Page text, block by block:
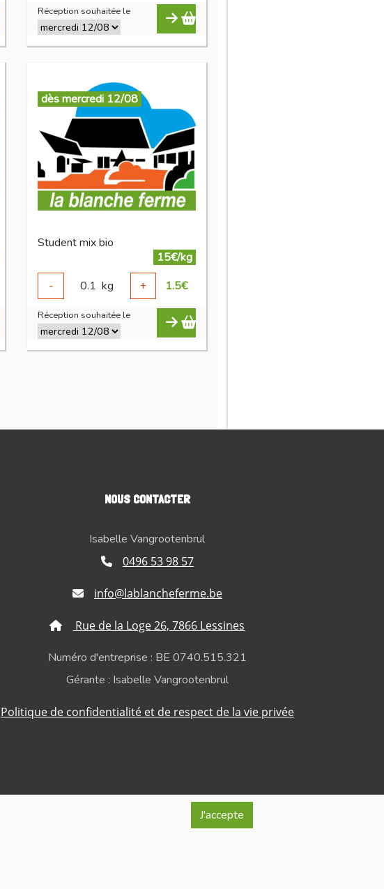
J'accepte
Réception souhaitée le
dès mercredi 12/08
Student mix bio
15€/kg
-
0.1 kg + 1.5€
Réception souhaitée le
NOUS CONTACTER
Isabelle Vangrootenbrul
0496 53 98 57
info@lablancheferme.be
Rue de la Loge 26, 7866 Lessines
Numéro d'entreprise : BE 0740.515.321
Gérante : Isabelle Vangrootenbrul
Politique de confidentialité et de respect de la vie privée